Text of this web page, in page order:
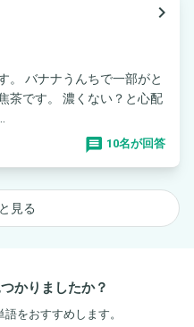
navigate_next
。 バナナうんちで一部がと
茶です。 濃くない？と心配
10名が回答
見る
かりましたか？
をおすすめします。